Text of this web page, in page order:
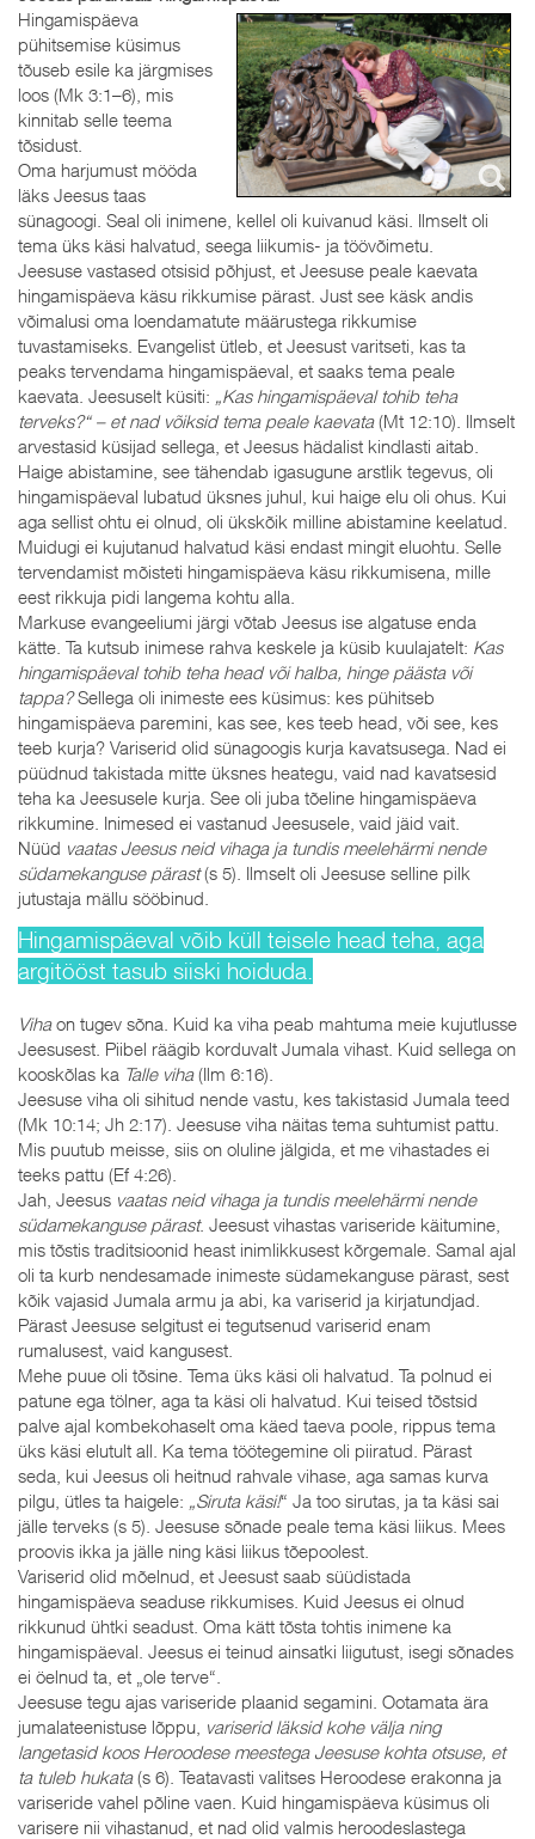
Hingamispäeva
pühitsemise küsimus
tõuseb esile ka järgmises
loos (Mk 3:1–6), mis
kinnitab selle teema
tõsidust.
Oma harjumust mööda
läks Jeesus taas
sünagoogi. Seal oli inimene, kellel oli kuivanud käsi. Ilmselt oli
tema üks käsi halvatud, seega liikumis- ja töövõimetu.
Jeesuse vastased otsisid põhjust, et Jeesuse peale kaevata
hingamispäeva käsu rikkumise pärast. Just see käsk andis
võimalusi oma loendamatute määrustega rikkumise
tuvastamiseks. Evangelist ütleb, et Jeesust varitseti, kas ta
peaks tervendama hingamispäeval, et saaks tema peale
kaevata. Jeesuselt küsiti: „Kas hingamispäeval tohib teha
terveks?“ – et nad võiksid tema peale kaevata(Mt 12:10). Ilmselt
arvestasid küsijad sellega, et Jeesus hädalist kindlasti aitab.
Haige abistamine, see tähendab igasugune arstlik tegevus, oli
hingamispäeval lubatud üksnes juhul, kui haige elu oli ohus. Kui
aga sellist ohtu ei olnud, oli ükskõik milline abistamine keelatud.
Muidugi ei kujutanud halvatud käsi endast mingit eluohtu. Selle
tervendamist mõisteti hingamispäeva käsu rikkumisena, mille
eest rikkuja pidi langema kohtu alla.
Markuse evangeeliumi järgi võtab Jeesus ise algatuse enda
kätte. Ta kutsub inimese rahva keskele ja küsib kuulajatelt: Kas
hingamispäeval tohib teha head või halba, hinge päästa või
tappa?Sellega oli inimeste ees küsimus: kes pühitseb
hingamispäeva paremini, kas see, kes teeb head, või see, kes
teeb kurja? Variserid olid sünagoogis kurja kavatsusega. Nad ei
püüdnud takistada mitte üksnes heategu, vaid nad kavatsesid
teha ka Jeesusele kurja. See oli juba tõeline hingamispäeva
rikkumine. Inimesed ei vastanud Jeesusele, vaid jäid vait.
Nüüd vaatas Jeesus neid vihaga ja tundis meelehärmi nende
südamekanguse pärast(s 5). Ilmselt oli Jeesuse selline pilk
jutustaja mällu sööbinud.
Hingamispäeval võib küll teisele head teha, aga
argitööst tasub siiski hoiduda.
Vihaon tugev sõna. Kuid ka viha peab mahtuma meie kujutlusse
Jeesusest. Piibel räägib korduvalt Jumala vihast. Kuid sellega on
kooskõlas ka Talle viha(Ilm 6:16).
Jeesuse viha oli sihitud nende vastu, kes takistasid Jumala teed
(Mk 10:14; Jh 2:17). Jeesuse viha näitas tema suhtumist pattu.
Mis puutub meisse, siis on oluline jälgida, et me vihastades ei
teeks pattu (Ef 4:26).
Jah, Jeesus vaatas neid vihaga ja tundis meelehärmi nende
südamekanguse pärast. Jeesust vihastas variseride käitumine,
mis tõstis traditsioonid heast inimlikkusest kõrgemale. Samal ajal
oli ta kurb nendesamade inimeste südamekanguse pärast, sest
kõik vajasid Jumala armu ja abi, ka variserid ja kirjatundjad.
Pärast Jeesuse selgitust ei tegutsenud variserid enam
rumalusest, vaid kangusest.
Mehe puue oli tõsine. Tema üks käsi oli halvatud. Ta polnud ei
patune ega tölner, aga ta käsi oli halvatud. Kui teised tõstsid
palve ajal kombekohaselt oma käed taeva poole, rippus tema
üks käsi elutult all. Ka tema töötegemine oli piiratud. Pärast
seda, kui Jeesus oli heitnud rahvale vihase, aga samas kurva
pilgu, ütles ta haigele:
„Siruta käsi!“ Ja too sirutas, ja ta käsi sai
jälle terveks (s 5). Jeesuse sõnade peale tema käsi liikus. Mees
proovis ikka ja jälle ning käsi liikus tõepoolest.
Variserid olid mõelnud, et Jeesust saab süüdistada
hingamispäeva seaduse rikkumises. Kuid Jeesus ei olnud
rikkunud ühtki seadust. Oma kätt tõsta tohtis inimene ka
hingamispäeval. Jeesus ei teinud ainsatki liigutust, isegi sõnades
ei öelnud ta, et „ole terve“.
Jeesuse tegu ajas variseride plaanid segamini. Ootamata ära
jumalateenistuse lõppu, variserid läksid kohe välja ning
langetasid koos Heroodese meestega Jeesuse kohta otsuse, et
ta tuleb hukata(s 6). Teatavasti valitses Heroodese erakonna ja
variseride vahel põline vaen. Kuid hingamispäeva küsimus oli
varisere nii vihastanud, et nad olid valmis heroodeslastega